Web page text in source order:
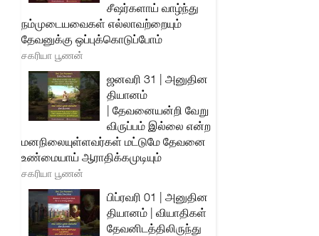
சீஷர்களாய் வாழ்ந்து
நம்முடையவைகள் எல்லாவற்றையும்
தேவனுக்கு ஒப்புக்கொடுப்போம்
சகரியா பூணன்
ஜனவரி 31 | அனுதின
தியானம்
| தேவனையன்றி வேறு
விருப்பம் இல்லை என்ற
மனநிலையுள்ளவர்கள் மட்டுமே தேவனை
உண்மையாய் ஆராதிக்கமுடியும்
சகரியா பூணன்
பிப்ரவரி 01 | அனுதின
தியானம் | வியாதிகள்
தேவனிடத்திலிருந்து